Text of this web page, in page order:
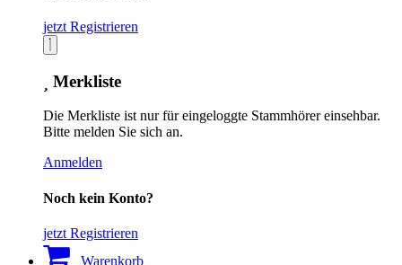
jetzt Registrieren
Merkliste
Die Merkliste ist nur für eingeloggte Stammhörer einsehbar.
Bitte melden Sie sich an.
Anmelden
Noch kein Konto?
jetzt Registrieren
Warenkorb